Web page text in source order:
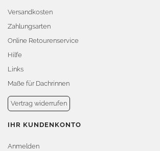
Versandkosten
Zahlungsarten
Online Retourenservice
Hilfe
Links
Maße für Dachrinnen
Vertrag widerrufen
IHR KUNDENKONTO
Anmelden